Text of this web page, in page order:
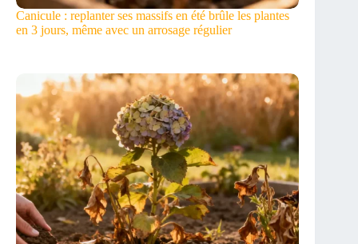
Canicule : replanter ses massifs en été brûle les plantes
en 3 jours, même avec un arrosage régulier